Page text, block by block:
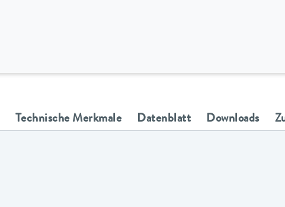
Technische Merkmale Datenblatt Downloads